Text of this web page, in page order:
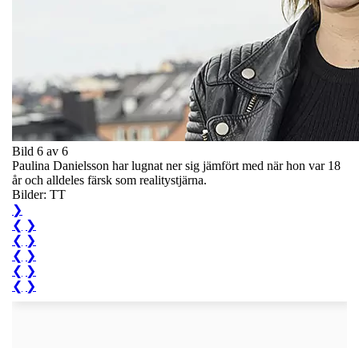
Bild 6 av 6
Paulina Danielsson har lugnat ner sig jämfört med när hon var 18
år och alldeles färsk som realitystjärna.
Bilder: TT
❯
❮ ❯
❮ ❯
❮ ❯
❮ ❯
❮ ❯